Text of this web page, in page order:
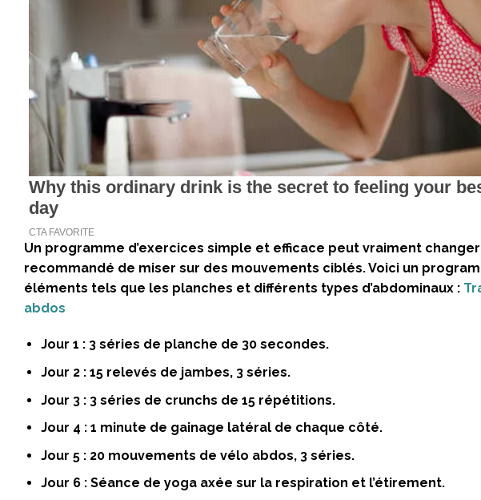
Un programme d’exercices simple et efficace peut vraiment
recommandé de miser sur des mouvements ciblés. Voici un
éléments tels que les planches et différents types d’abdominaux :
abdos
Jour 1 :3 séries de planche de 30 secondes.
Jour 2 :15 relevés de jambes, 3 séries.
Jour 3 :3 séries de crunchs de 15 répétitions.
Jour 4 :1 minute de gainage latéral de chaque côté.
Jour 5 :20 mouvements de vélo abdos, 3 séries.
Jour 6 :Séance de yoga axée sur la respiration et l’étirement.